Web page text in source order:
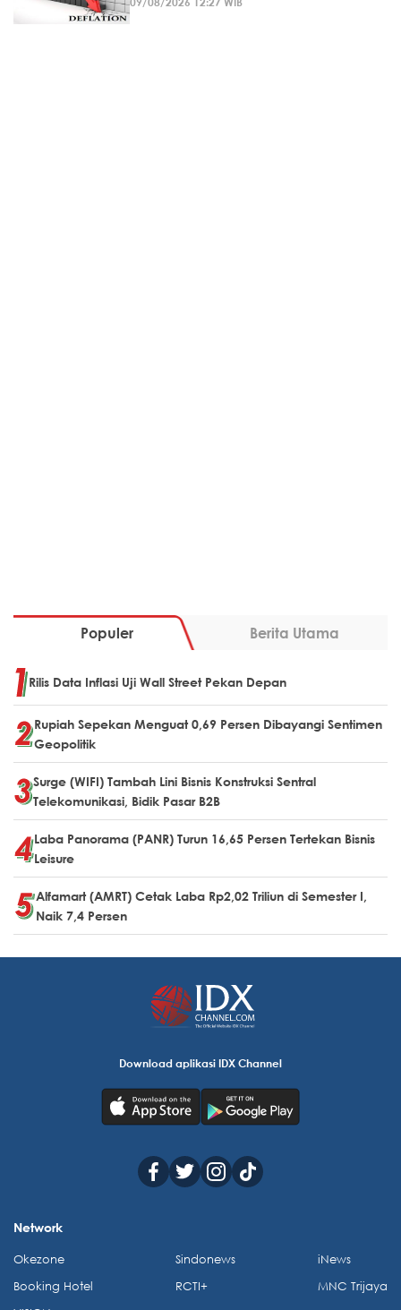
Populer Berita Utama
Rilis Data Inflasi Uji Wall Street Pekan Depan
Rupiah Sepekan Menguat 0,69 Persen Dibayangi Sentimen
Geopolitik
Surge (WIFI) Tambah Lini Bisnis Konstruksi Sentral
Telekomunikasi, Bidik Pasar B2B
Laba Panorama (PANR) Turun 16,65 Persen Tertekan Bisnis
Leisure
Alfamart (AMRT) Cetak Laba Rp2,02 Triliun di Semester I,
Naik 7,4 Persen
Download aplikasi IDX Channel
Network
Okezone
Booking Hotel
Sindonews
RCTI+
iNews
MNC Trijaya